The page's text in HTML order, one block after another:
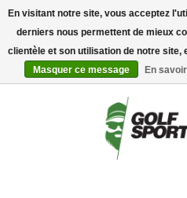
En visitant notre site, vous acceptez
derniers nous permettent de mieux
clientèle et son utilisation de notre site,
Masquer ce message
En